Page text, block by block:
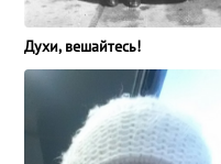
Духи, вешайтесь!